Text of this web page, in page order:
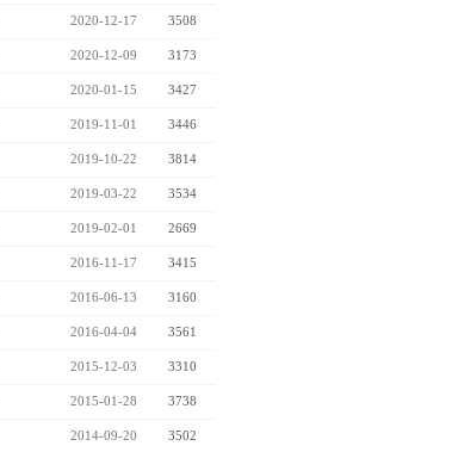
2020-12-17 3508
2020-12-09 3173
2020-01-15 3427
2019-11-01 3446
2019-10-22 3814
2019-03-22 3534
2019-02-01 2669
2016-11-17 3415
2016-06-13 3160
2016-04-04 3561
2015-12-03 3310
2015-01-28 3738
2014-09-20 3502